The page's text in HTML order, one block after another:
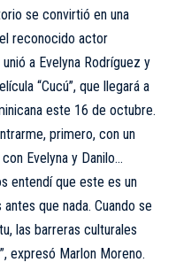
se convirtió en una
reconocido actor
a Evelyna Rodríguez y
“Cucú”, que llegará a
este 16 de octubre.
primero, con un
Evelyna y Danilo…
entendí que este es un
que nada. Cuando se
las barreras culturales
expresó Marlon Moreno.